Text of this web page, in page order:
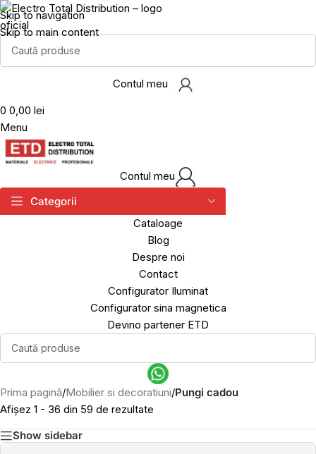
Skip to navigation
Skip to main content
Contul meu
0 0,00 lei
Menu
Contul meu
Categorii
Cataloage
Blog
Despre noi
Contact
Configurator Iluminat
Configurator sina magnetica
Devino partener ETD
Prima pagină/Mobilier si decoratiuni/Pungi cadou
Afișez 1 - 36 din 59 de rezultate
Show sidebar